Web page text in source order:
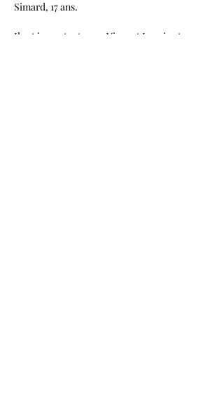
Simard, 17 ans.
Il est important pour Vincent Lavoie et